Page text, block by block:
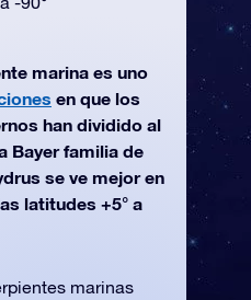
marina es uno
en que los
han dividido al
Bayer familia de
se ve mejor en
latitudes +5° a
marinas